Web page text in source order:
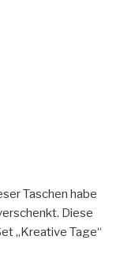
Taschen habe
Diese
„Kreative Tage“